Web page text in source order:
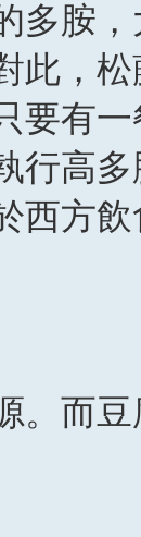
胺，
此，
要有
行高
方飲
。而